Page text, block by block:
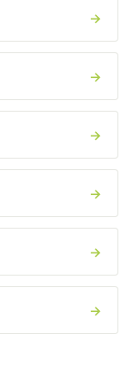
→
→
→
→
→
→